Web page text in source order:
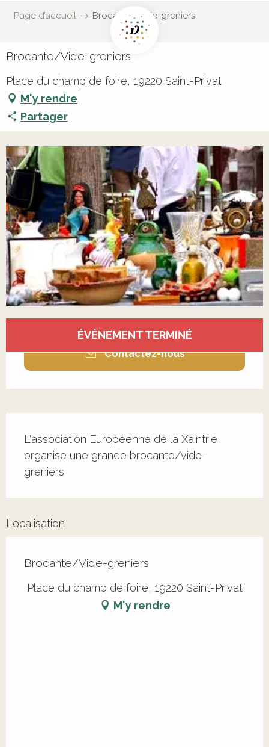
Page d’accueil Brocante/Vide-greniers
Brocante/Vide-greniers
Place du champ de foire, 19220 Saint-Privat
M'y rendre
Partager
ÉVÉNEMENT TERMINÉ
Contactez-nous
L'association Européenne de la Xaintrie
organise une grande brocante/vide-
greniers
Localisation
Brocante/Vide-greniers
Place du champ de foire, 19220 Saint-Privat
M'y rendre